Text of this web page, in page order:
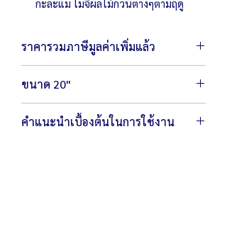
กะละแม โมจิผลไม้กวนต่างๆตามฤดู
ราคารวมภาษีมูลค่าเพิ่มแล้ว
ขนาด 20"
ตัวเครื่องขนาด 63 x 70 x 130 ซม.
น้ำหนัก 75 กิโลกรัม
คำแนะนำเบื้องต้นในการใช้งาน